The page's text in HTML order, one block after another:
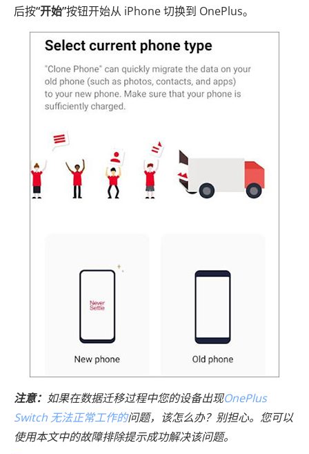
后按“开始”按钮开始从 iPhone 切换到 OnePlus。
注意： 如果在数据迁移过程中您的设备出现OnePlus
Switch 无法正常工作的问题，该怎么办？别担心。您可以
使用本文中的故障排除提示成功解决该问题。